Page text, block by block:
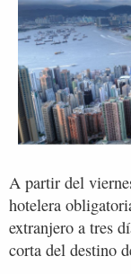
A partir del
hotelera
extranjero a tres
corta del destino